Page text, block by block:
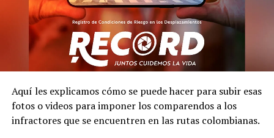
Aquí les explicamos cómo se puede hacer para subir esas
fotos o videos para imponer los comparendos a los
infractores que se encuentren en las rutas colombianas.